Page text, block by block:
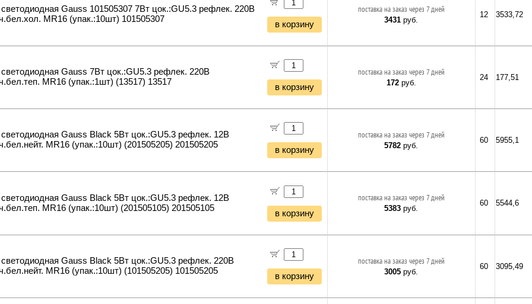
Gauss 101505307 7Вт цок.:GU5.3 рефлек. 220B
MR16 (упак.:10шт) 101505307
в корзину
поставка на заказ через 7 дней
3431 руб.
12 3533,72
Gauss 7Вт цок.:GU5.3 рефлек. 220B
MR16 (упак.:1шт) (13517) 13517
в корзину
поставка на заказ через 7 дней
172руб.
24 177,51
Gauss Black 5Вт цок.:GU5.3 рефлек. 12B
MR16 (упак.:10шт) (201505205) 201505205
в корзину
поставка на заказ через 7 дней
5782 руб.
60 5955,1
Gauss Black 5Вт цок.:GU5.3 рефлек. 12B
MR16 (упак.:10шт) (201505105) 201505105
в корзину
поставка на заказ через 7 дней
5383 руб.
60 5544,6
Gauss Black 5Вт цок.:GU5.3 рефлек. 220B
MR16 (упак.:10шт) (101505205) 101505205
в корзину
поставка на заказ через 7 дней
3005 руб.
60 3095,49